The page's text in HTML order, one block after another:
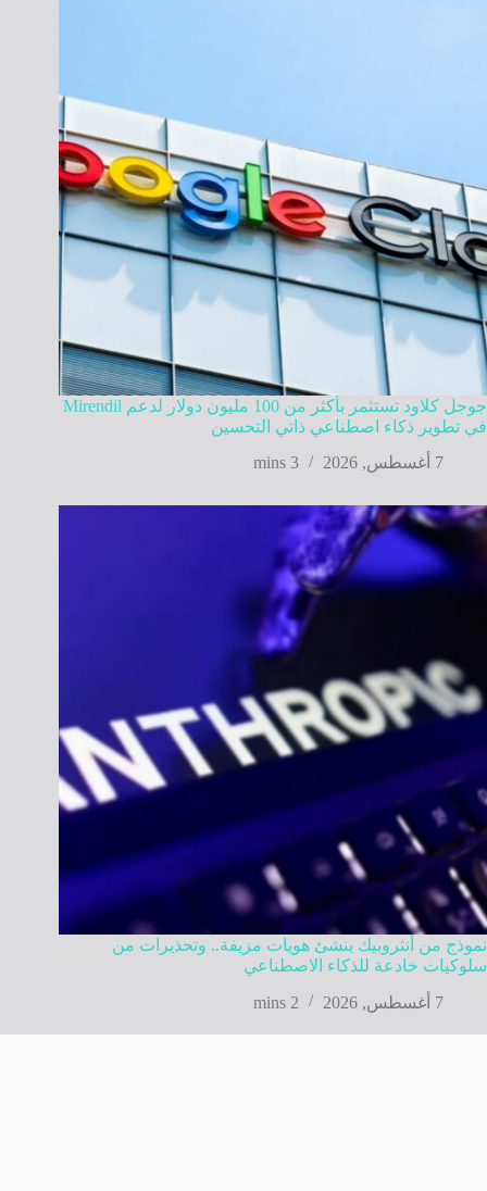
جوجل كلاود تستثمر بأكثر من 100 مليون دولار لدعم Mirendil
في تطوير ذكاء اصطناعي ذاتي التحسين
7 أغسطس, 2026
3 mins
نموذج من أنثروبيك ينشئ هويات مزيفة.. وتحذيرات من
سلوكيات خادعة للذكاء الاصطناعي
7 أغسطس, 2026
2 mins